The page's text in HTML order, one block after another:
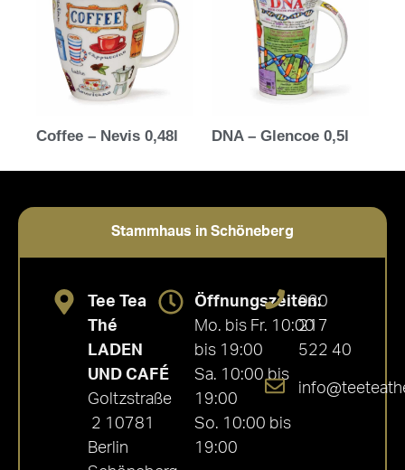
Coffee – Nevis 0,48l DNA – Glencoe 0,5l
Stammhaus in Schöneberg
Tee Tea
Thé
LADEN
UND CAFÉ
Goltzstraße
2 10781
Berlin
Öffnungszeiten:
Mo. bis Fr. 10:00
bis 19:00
Sa. 10:00 bis
19:00
So. 10:00 bis
19:00
030
217
522 40